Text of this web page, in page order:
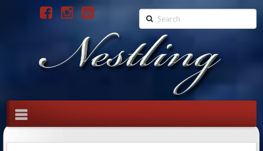
Search
Navigation